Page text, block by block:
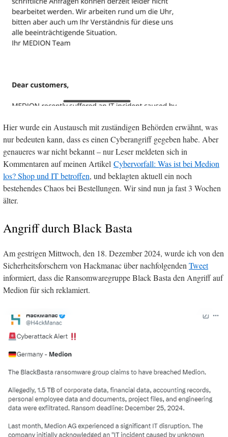
Hier wurde ein Austausch mit zuständigen Behörden erwähnt, was
nur bedeuten kann, dass es einen Cyberangriff gegeben habe. Aber
genaueres war nicht bekannt – nur Leser meldeten sich in
Kommentaren auf meinen Artikel Cybervorfall: Was ist bei Medion
los? Shop und IT betroffen, und beklagten aktuell ein noch
bestehendes Chaos bei Bestellungen. Wir sind nun ja fast 3 Wochen
älter.
Angriff durch Black Basta
Am gestrigen Mittwoch, den 18. Dezember 2024, wurde ich von den
Sicherheitsforschern von Hackmanac über nachfolgendenTweet
informiert, dass die Ransomwaregruppe Black Basta den Angriff auf
Medion für sich reklamiert.